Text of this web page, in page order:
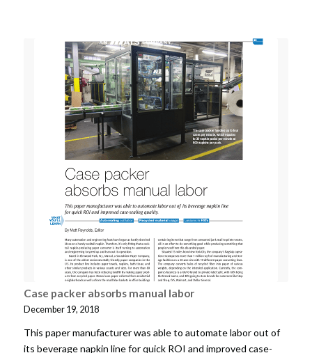
Case packer absorbs manual labor
December 19, 2018
This paper manufacturer was able to automate labor out of
its beverage napkin line for quick ROI and improved case-